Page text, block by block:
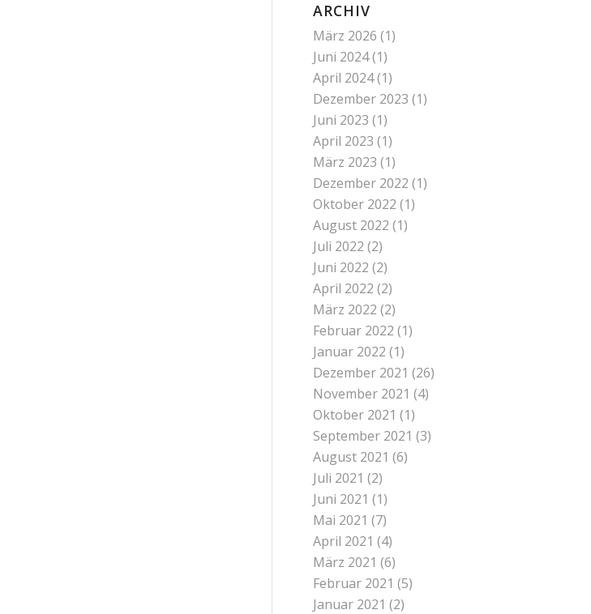
ARCHIV
März 2026 (1)
Juni 2024(1)
April 2024(1)
Dezember 2023 (1)
Juni 2023 (1)
April 2023 (1)
März 2023 (1)
Dezember 2022 (1)
Oktober 2022 (1)
August 2022 (1)
Juli 2022 (2)
Juni 2022 (2)
April 2022 (2)
März 2022 (2)
Februar 2022 (1)
Januar 2022 (1)
Dezember 2021 (26)
November 2021 (4)
Oktober 2021 (1)
September 2021 (3)
August 2021 (6)
Juli 2021 (2)
Juni 2021 (1)
Mai 2021 (7)
April 2021 (4)
März 2021 (6)
Februar 2021 (5)
Januar 2021 (2)